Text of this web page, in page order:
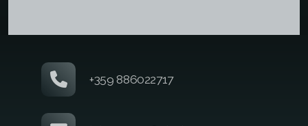
+359 886022717